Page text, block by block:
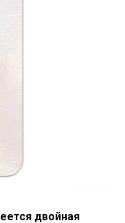
двойная